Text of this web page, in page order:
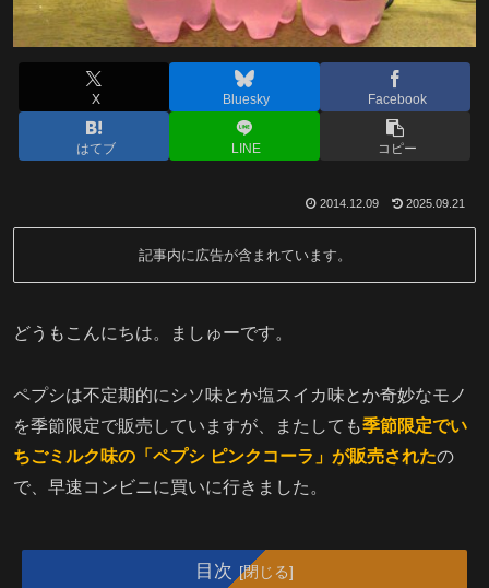
X Bluesky Facebook
はてブ LINE コピー
2014.12.09 2025.09.21
記事内に広告が含まれています。
どうもこんにちは。ましゅーです。
ペプシは不定期的にシソ味とか塩スイカ味とか奇妙なモノ
を季節限定で販売していますが、またしても季節限定でい
ちごミルク味の「ペプシ ピンクコーラ」が販売されたの
で、早速コンビニに買いに行きました。
目次